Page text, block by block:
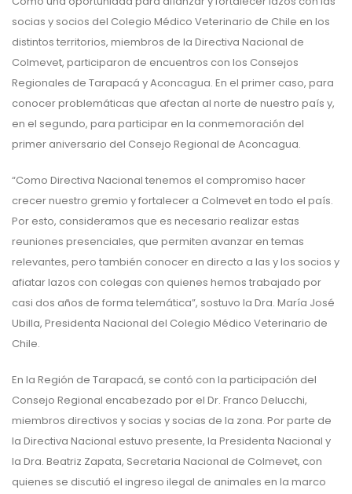
socias y socios del Colegio Médico Veterinario de Chile en los
distintos territorios, miembros de la Directiva Nacional de
Colmevet, participaron de encuentros con los Consejos
Regionales de Tarapacá y Aconcagua. En el primer caso, para
conocer problemáticas que afectan al norte de nuestro país y,
en el segundo, para participar en la conmemoración del
primer aniversario del Consejo Regional de Aconcagua.
“Como Directiva Nacional tenemos el compromiso hacer
crecer nuestro gremio y fortalecer a Colmevet en todo el país.
Por esto, consideramos que es necesario realizar estas
reuniones presenciales, que permiten avanzar en temas
relevantes, pero también conocer en directo a las y los socios y
afiatar lazos con colegas con quienes hemos trabajado por
casi dos años de forma telemática”, sostuvo la Dra. María José
Ubilla, Presidenta Nacional del Colegio Médico Veterinario de
Chile.
En la Región de Tarapacá, se contó con la participación del
Consejo Regional encabezado por el Dr. Franco Delucchi,
miembros directivos y socias y socias de la zona. Por parte de
la Directiva Nacional estuvo presente, la Presidenta Nacional y
la Dra. Beatriz Zapata, Secretaria Nacional de Colmevet, con
quienes se discutió el ingreso ilegal de animales en la marco